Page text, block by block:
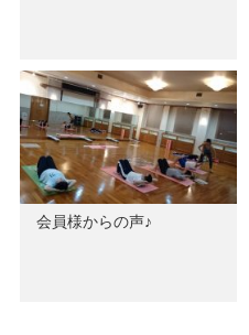
会員様からの声♪